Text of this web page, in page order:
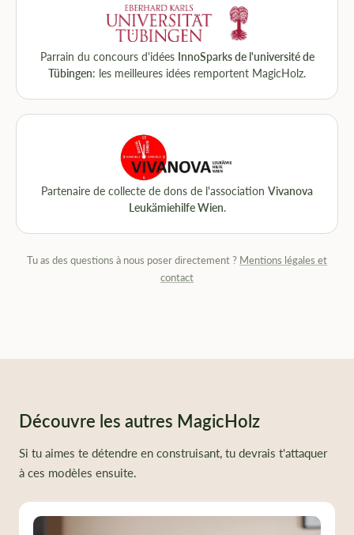
Parrain du concours d'idées InnoSparks de l'université de
Tübingen: les meilleures idées remportent MagicHolz.
Partenaire de collecte de dons de l'association Vivanova
Leukämiehilfe Wien.
Tu as des questions à nous poser directement ? Mentions légales et
contact
Découvre les autres MagicHolz
Si tu aimes te détendre en construisant, tu devrais t'attaquer
à ces modèles ensuite.